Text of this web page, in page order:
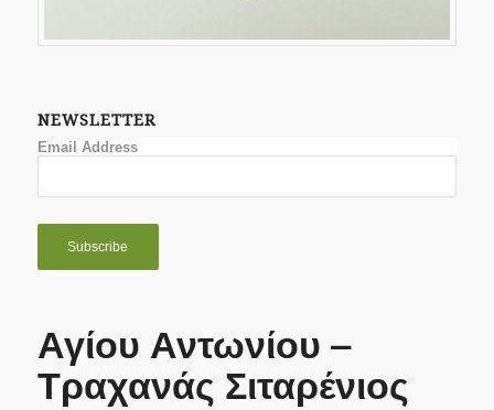
NEWSLETTER
Email Address
Αγίου Αντωνίου –
Τραχανάς Σιταρένιος